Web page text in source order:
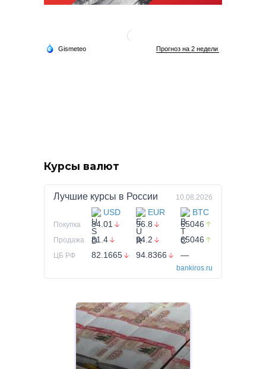
Курсы валют
Лучшие курсы в России 10.08.2026
USD EUR BTC
Покупка 84.01 96.8 65046
Продажа 81.4 94.2 65046
ЦБ РФ 82.1665 94.8366 —
bankiros.ru